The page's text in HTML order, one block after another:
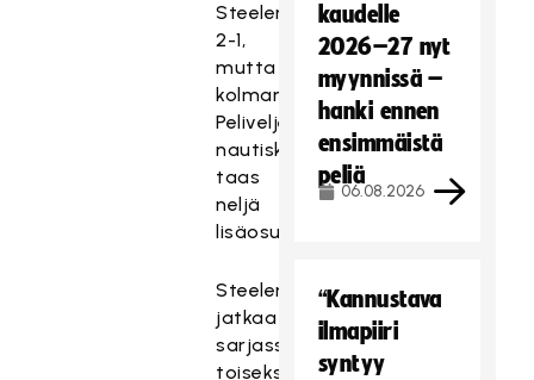
Steelers
2-1,
mutta
kolmannessa
Peliveljet
nautiskelivat
taas
neljä
lisäosumaa.
Steelers
jatkaa
sarjassa
toiseksi
kaudelle
2026–27 nyt
myynnissä –
hanki ennen
ensimmäistä
peliä
06.08.2026
“Kannustava
ilmapiiri
syntyy